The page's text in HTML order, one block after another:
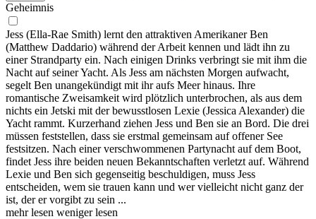
Geheimnis
Jess (Ella-Rae Smith) lernt den attraktiven Amerikaner Ben
(Matthew Daddario) während der Arbeit kennen und lädt ihn zu
einer Strandparty ein. Nach einigen Drinks verbringt sie mit ihm die
Nacht auf seiner Yacht. Als Jess am nächsten Morgen aufwacht,
segelt Ben unangekündigt mit ihr aufs Meer hinaus. Ihre
romantische Zweisamkeit wird plötzlich unterbrochen, als aus dem
nichts ein Jetski mit der bewusstlosen Lexie (Jessica Alexander) die
Yacht rammt. Kurzerhand ziehen Jess und Ben sie an Bord. Die drei
müssen feststellen, dass sie erstmal gemeinsam auf offener See
festsitzen. Nach einer verschwommenen Partynacht auf dem Boot,
findet Jess ihre beiden neuen Bekanntschaften verletzt auf. Während
Lexie und Ben sich gegenseitig beschuldigen, muss Jess
entscheiden, wem sie trauen kann und wer vielleicht nicht ganz der
ist, der er vorgibt zu sein ...
mehr lesen weniger lesen